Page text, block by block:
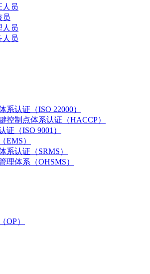
人员
员
人员
人员
系认证（ISO 22000）
控制点体系认证（HACCP）
证（ISO 9001）
EMS）
系认证（SRMS）
理体系（OHSMS）
OP）